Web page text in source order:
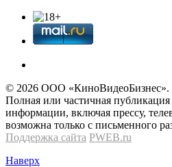
© 2026 OOО
Полная или частичная публикация
информации, включая прессу,
возможна только с письменного
Поддержка сайта PWEB.ru
Наверх